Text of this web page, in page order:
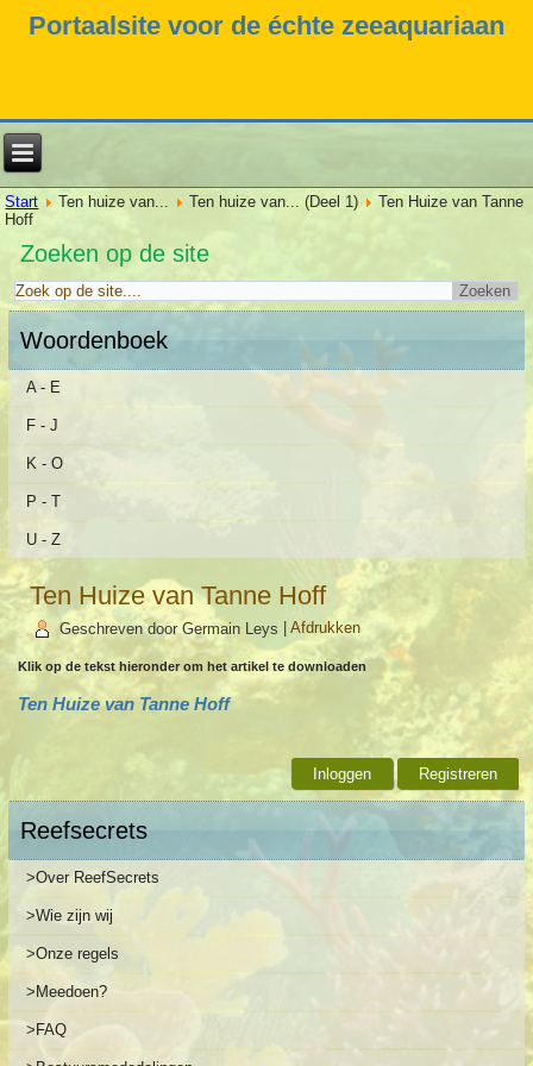
Portaalsite voor de échte zeeaquariaan
Start Ten huize van... Ten huize van... (Deel 1)
Ten Huize van Tanne
Hoff
Zoeken op de site
Woordenboek
A - E
F - J
K - O
P - T
U - Z
Ten Huize van Tanne Hoff
Geschreven door Germain Leys |Afdrukken
Klik op de tekst hieronder om het artikel te downloaden
Ten Huize van Tanne Hoff
Inloggen Registreren
Reefsecrets
>Over ReefSecrets
>Wie zijn wij
>Onze regels
>Meedoen?
>FAQ